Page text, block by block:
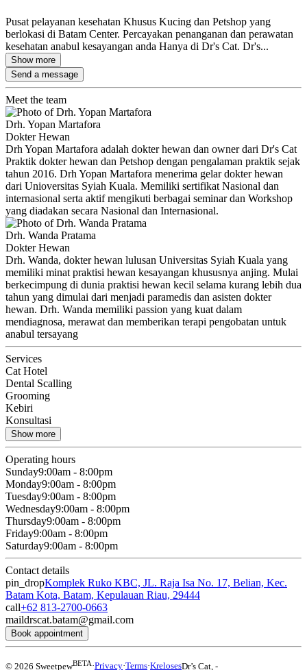
Pusat pelayanan kesehatan Khusus Kucing dan Petshop yang
berlokasi di Batam Center. Percayakan penanganan dan perawatan
kesehatan anabul kesayangan anda Hanya di Dr's Cat. Dr's...
Show more
Send a message
Meet the team
Drh. Yopan Martafora
Dokter Hewan
Drh Yopan Martafora adalah dokter hewan dan owner dari Dr's Cat
Praktik dokter hewan dan Petshop dengan pengalaman praktik sejak
tahun 2016. Drh Yopan Martafora menerima gelar dokter hewan
dari Unioversitas Syiah Kuala. Memiliki sertifikat Nasional dan
internasional serta aktif mengikuti berbagai seminar dan Workshop
yang diadakan secara Nasional dan Internasional.
Drh. Wanda Pratama
Dokter Hewan
Drh. Wanda, dokter hewan lulusan Universitas Syiah Kuala yang
memiliki minat praktisi hewan kesayangan khususnya anjing. Mulai
berkecimpung di dunia praktisi hewan kecil selama kurang lebih dua
tahun yang dimulai dari menjadi paramedis dan asisten dokter
hewan. Drh. Wanda memiliki passion yang kuat dalam
mendiagnosa, merawat dan memberikan terapi pengobatan untuk
anabul tersayang
Services
Cat Hotel
Dental Scalling
Grooming
Kebiri
Konsultasi
Show more
Operating hours
Sunday9:00am - 8:00pm
Monday9:00am - 8:00pm
Tuesday9:00am - 8:00pm
Wednesday9:00am - 8:00pm
Thursday9:00am - 8:00pm
Friday9:00am - 8:00pm
Saturday9:00am - 8:00pm
Contact details
pin_dropKomplek Ruko KBC, JL. Raja Isa No. 17, Belian, Kec.
Batam Kota, Batam, Kepulauan Riau, 29444
call+62 813-2700-0663
maildrscat.batam@gmail.com
Book appointment
© 2026 SweetpewBETA·Privacy·Terms·KrelosesDr’s Cat -